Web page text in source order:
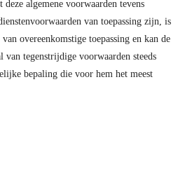
deze algemene voorwaarden tevens
van toepassing zijn, is
overeenkomstige toepassing en kan de
van tegenstrijdige voorwaarden steeds
bepaling die voor hem het meest